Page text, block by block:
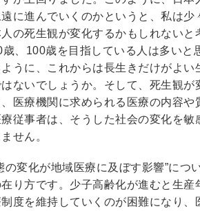
に進んでいくのかというと、私は
の死生観が変化するかもしれない
歳、100歳を目指している人は多い
うに、これからは長生きだけがよ
はないでしょうか。そして、死生観
、医療機関に求められる医療の内容
従事者は、そうした社会の変化を
せん。
の変化が地域医療に及ぼす影響”につ
り方です。少子高齢化が進むと生
度を維持していくのが困難になり